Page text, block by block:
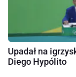
Upadał na
Diego Hypólito